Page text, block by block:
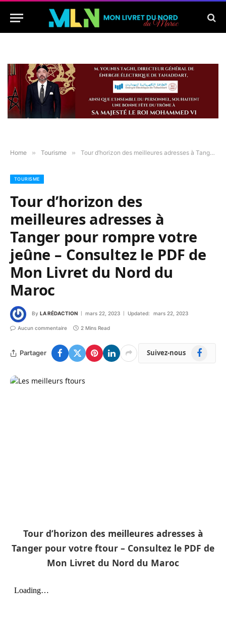
Home » Tourisme » Tour d’horizon des meilleures adresses à Tanger pour rompre votre jeûne – Consultez le PDF de Mon Livret du Nord du Maroc
TOURISME
Tour d’horizon des
meilleures adresses à
Tanger pour rompre votre
jeûne – Consultez le PDF de
Mon Livret du Nord du
Maroc
By LA RÉDACTION mars 22, 2023 Updated: mars 22, 2023
Aucun commentaire 2 Mins Read
Partager Suivez-nous Facebook
Tour d’horizon des meilleures adresses à
Tanger pour votre ftour – Consultez le PDF de
Mon Livret du Nord du Maroc